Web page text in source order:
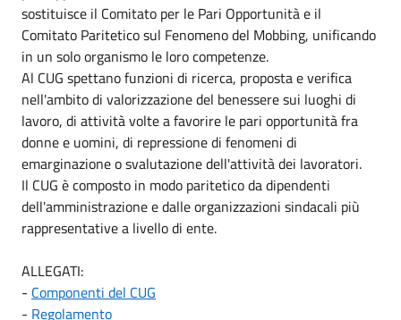
sostituisce il Comitato per le Pari Opportunità e il
Comitato Paritetico sul Fenomeno del Mobbing, unificando
in un solo organismo le loro competenze.
Al CUG spettano funzioni di ricerca, proposta e verifica
nell'ambito di valorizzazione del benessere sui luoghi di
lavoro, di attività volte a favorire le pari opportunità fra
donne e uomini, di repressione di fenomeni di
emarginazione o svalutazione dell'attività dei lavoratori.
Il CUG è composto in modo paritetico da dipendenti
dell'amministrazione e dalle organizzazioni sindacali più
rappresentative a livello di ente.
ALLEGATI:
- Componenti del CUG
- Regolamento